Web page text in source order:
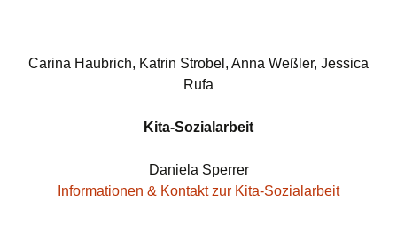
Carina Haubrich, Katrin Strobel, Anna Weßler, Jessica
Rufa
Kita-Sozialarbeit
Daniela Sperrer
Informationen & Kontakt zur Kita-Sozialarbeit